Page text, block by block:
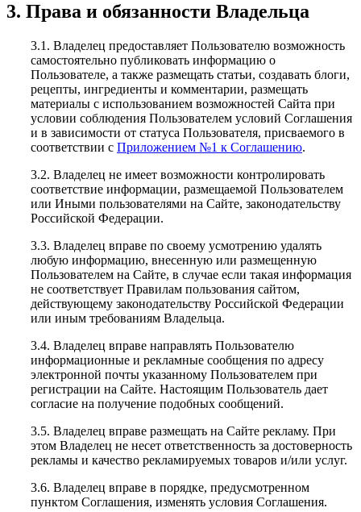
3. Права и обязанности Владельца
3.1. Владелец предоставляет Пользователю возможность
самостоятельно публиковать информацию о
Пользователе, а также размещать статьи, создавать блоги,
рецепты, ингредиенты и комментарии, размещать
материалы с использованием возможностей Сайта при
условии соблюдения Пользователем условий Соглашения
и в зависимости от статуса Пользователя, присваемого в
соответствии с Приложением №1 к Соглашению.
3.2. Владелец не имеет возможности контролировать
соответствие информации, размещаемой Пользователем
или Иными пользователями на Сайте, законодательству
Российской Федерации.
3.3. Владелец вправе по своему усмотрению удалять
любую информацию, внесенную или размещенную
Пользователем на Сайте, в случае если такая информация
не соответствует Правилам пользования сайтом,
действующему законодательству Российской Федерации
или иным требованиям Владельца.
3.4. Владелец вправе направлять Пользователю
информационные и рекламные сообщения по адресу
электронной почты указанному Пользователем при
регистрации на Сайте. Настоящим Пользователь дает
согласие на получение подобных сообщений.
3.5. Владелец вправе размещать на Сайте рекламу. При
этом Владелец не несет ответственность за достоверность
рекламы и качество рекламируемых товаров и/или услуг.
3.6. Владелец вправе в порядке, предусмотренном
пунктом Соглашения, изменять условия Соглашения.